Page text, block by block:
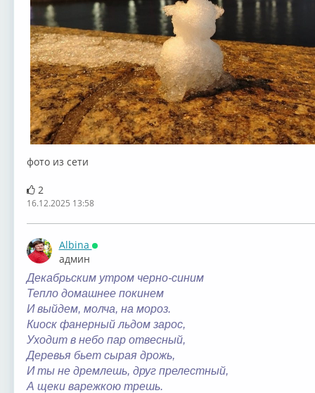
фото из сети
2
16.12.2025 13:58
Albina
Онлайн
админ
Декабрьским утром черно-синим
Тепло домашнее покинем
И выйдем, молча, на мороз.
Киоск фанерный льдом зарос,
Уходит в небо пар отвесный,
Деревья бьет сырая дрожь,
И ты не дремлешь, друг прелестный,
А щеки варежкою трешь.